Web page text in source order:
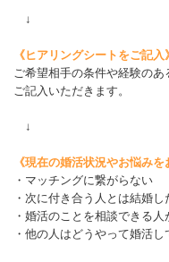
↓
《ヒアリングシートをご記入》
ご希望相手の条件や経験のあ
ご記入いただきます。
↓
《現在の婚活状況やお悩みを
・マッチングに繋がらない
・次に付き合う人とは結婚し
・婚活のことを相談できる人
・他の人はどうやって婚活